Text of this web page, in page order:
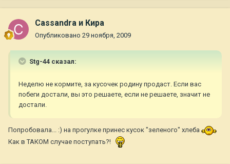
Cassandra и Кира
Опубликовано 29 ноября, 2009
Stg-44 сказал:
Неделю не кормите, за кусочек родину продаст. Если вас
побеги достали, вы это решаете, если не решаете, значит не
достали.
Попробовала... :) на прогулке принес кусок "зеленого" хлеба
Как в ТАКОМ случае поступать?!